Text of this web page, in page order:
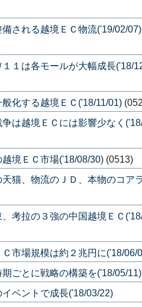
される越境ＥＣ物流('19/02/07)
１は各モールが大幅成長('18/
化する越境ＥＣ('18/11/01)
は越境ＥＣには影響少なく
境ＥＣ市場('18/08/30) (0513)
猫、物流のＪＤ、本物のコア
考拉の３強の中国越境ＥＣ
市場規模は約２兆円に('18/06/
ごとに戦略の構築を('18/05/11)
ベントで成長('18/03/22)